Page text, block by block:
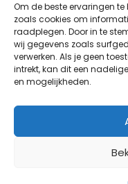
Om de beste ervaringen
zoals cookies om
raadplegen. Door in te
wij gegevens zoals
verwerken. Als je geen
intrekt, kan dit een
en mogelijkheden.
L
i
n
e
T
w
i
t